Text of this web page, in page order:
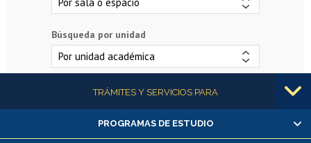
Búsqueda por unidad
Más informaciónTRÁMITES Y SERVICIOS PARA
Alumnas/os y exalumnas/os
PROGRAMAS DE ESTUDIO